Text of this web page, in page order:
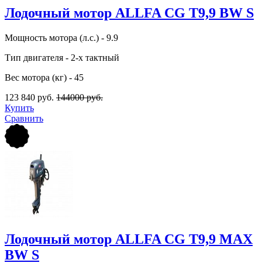
Лодочный мотор ALLFA CG Т9,9 BW S
Мощность мотора (л.с.) - 9.9
Тип двигателя - 2-х тактный
Вес мотора (кг) - 45
123 840 руб. 144000 руб.
Купить
Сравнить
Лодочный мотор ALLFA CG Т9,9 MAX
BW S